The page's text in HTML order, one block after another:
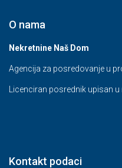
O nama
Nekretnine Naš Dom
Agencija za posredovanje u
Licenciran posrednik upisan u
Kontakt podaci